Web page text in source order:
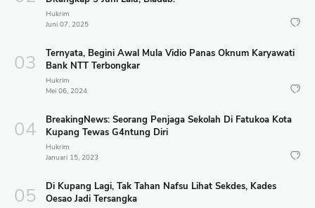
Hukrim
Juni 07, 2025
Ternyata, Begini Awal Mula Vidio Panas Oknum Karyawati
Bank NTT Terbongkar
Hukrim
Mei 06, 2024
BreakingNews: Seorang Penjaga Sekolah Di Fatukoa Kota
Kupang Tewas G4ntung Diri
Hukrim
Januari 15, 2023
Di Kupang Lagi, Tak Tahan Nafsu Lihat Sekdes, Kades
Oesao Jadi Tersangka